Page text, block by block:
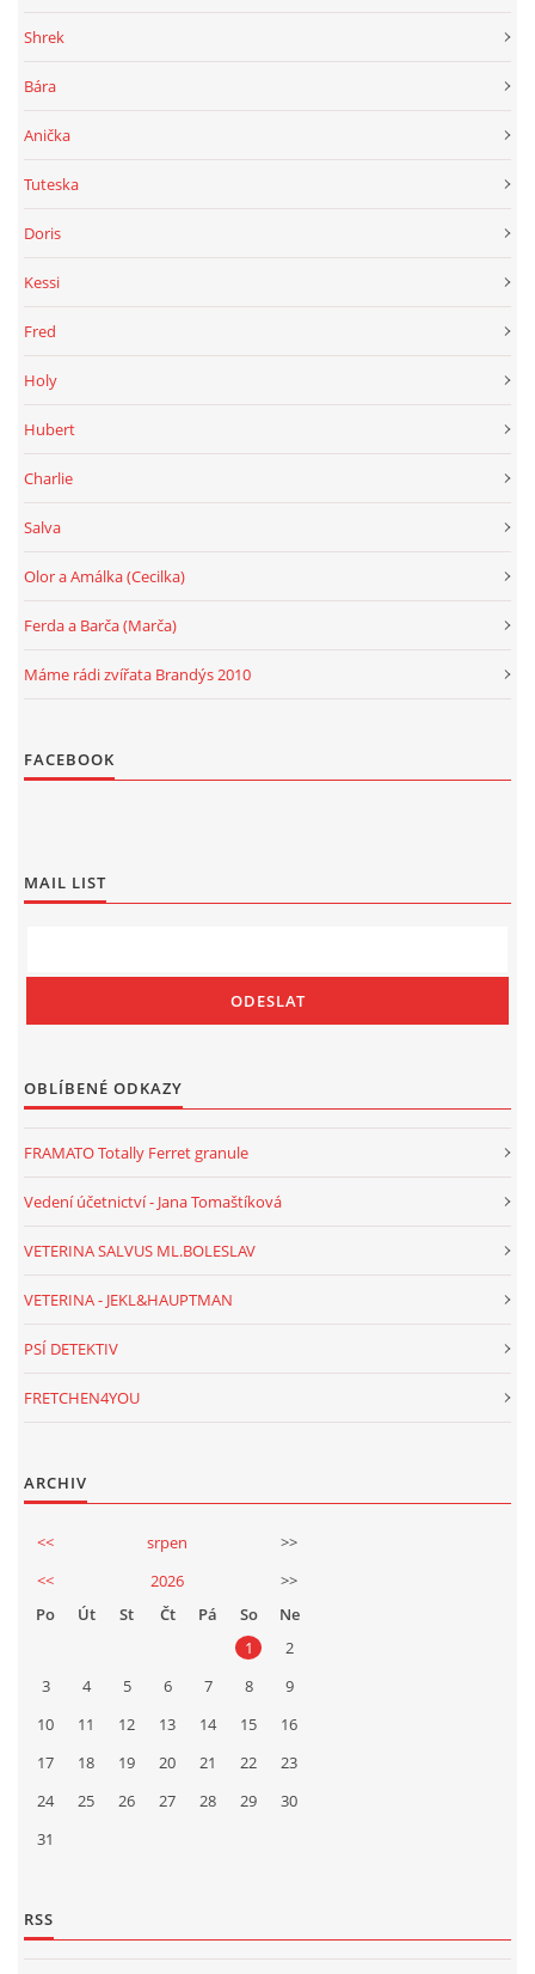
Shrek
Bára
Anička
Tuteska
Doris
Kessi
Fred
Holy
Hubert
Charlie
Salva
Olor a Amálka (Cecilka)
Ferda a Barča (Marča)
Máme rádi zvířata Brandýs 2010
FACEBOOK
MAIL LIST
OBLÍBENÉ ODKAZY
FRAMATO Totally Ferret granule
Vedení účetnictví - Jana Tomaštíková
VETERINA SALVUS ML.BOLESLAV
VETERINA - JEKL&HAUPTMAN
PSÍ DETEKTIV
FRETCHEN4YOU
ARCHIV
<< srpen
>>
<<
2026
>>
Po
Út St Čt Pá So
Ne
1
2
3
4 5 6 7 8
9
10
11 12 13 14 15
16
17
18 19 20 21 22
23
24
25 26 27 28 29
30
31
RSS